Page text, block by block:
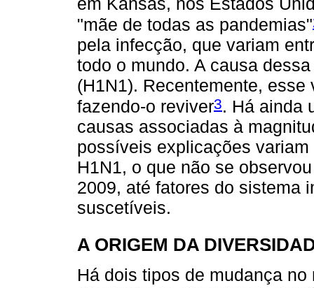
"mãe de todas as pandemias"
pela infecção, que variam
todo o mundo. A causa
(H1N1). Recentemente,
fazendo-o reviver3. Há ainda
causas associadas à
possíveis explicações
H1N1, o que não se
2009, até fatores do sistema
suscetíveis.
A ORIGEM DA
Há dois tipos de mudança